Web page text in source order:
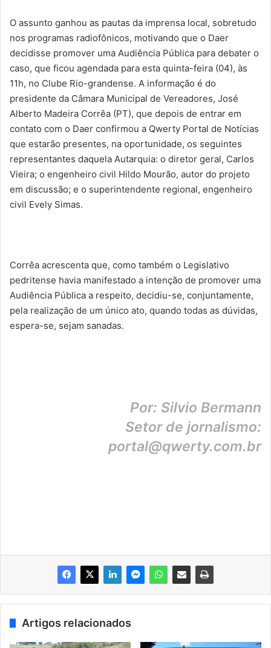
O assunto ganhou as pautas da imprensa local, sobretudo
nos programas radiofônicos, motivando que o Daer
decidisse promover uma Audiência Pública para debater o
caso, que ficou agendada para esta quinta-feira (04), às
11h, no Clube Rio-grandense. A informação é do
presidente da Câmara Municipal de Vereadores, José
Alberto Madeira Corrêa (PT), que depois de entrar em
contato com o Daer confirmou a Qwerty Portal de Notícias
que estarão presentes, na oportunidade, os seguintes
representantes daquela Autarquia: o diretor geral, Carlos
Vieira; o engenheiro civil Hildo Mourão, autor do projeto
em discussão; e o superintendente regional, engenheiro
civil Evely Simas.
Corrêa acrescenta que, como também o Legislativo
pedritense havia manifestado a intenção de promover uma
Audiência Pública a respeito, decidiu-se, conjuntamente,
pela realização de um único ato, quando todas as dúvidas,
espera-se, sejam sanadas.
Por: Silvio Bermann
Setor de jornalismo:
portal@qwerty.com.br
Artigos relacionados